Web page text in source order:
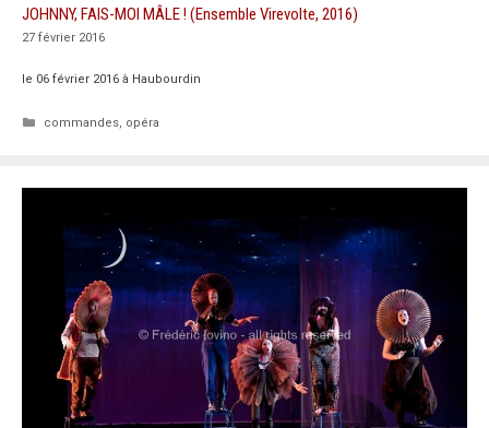
JOHNNY, FAIS-MOI MÂLE ! (Ensemble Virevolte, 2016)
27 février 2016
le 06 février 2016 à Haubourdin
Catégories
commandes, opéra